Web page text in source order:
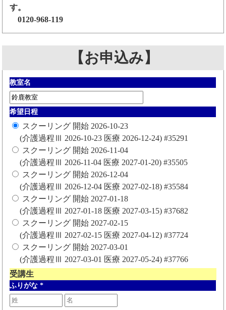
す。
0120-968-119
【お申込み】
教室名
希望日程
スクーリング 開始 2026-10-23
(介護過程Ⅲ 2026-10-23 医療 2026-12-24) #35291
スクーリング 開始 2026-11-04
(介護過程Ⅲ 2026-11-04 医療 2027-01-20) #35505
スクーリング 開始 2026-12-04
(介護過程Ⅲ 2026-12-04 医療 2027-02-18) #35584
スクーリング 開始 2027-01-18
(介護過程Ⅲ 2027-01-18 医療 2027-03-15) #37682
スクーリング 開始 2027-02-15
(介護過程Ⅲ 2027-02-15 医療 2027-04-12) #37724
スクーリング 開始 2027-03-01
(介護過程Ⅲ 2027-03-01 医療 2027-05-24) #37766
受講生
ふりがな *